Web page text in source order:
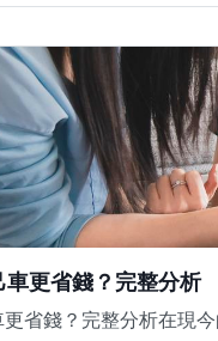
更省錢？完整分析
省錢？完整分析在現